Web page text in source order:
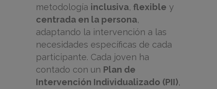
metodología inclusiva, flexible y
centrada en la persona,
adaptando la intervención a las
necesidades específicas de cada
participante. Cada joven ha
contado con un Plan de
Intervención Individualizado (PII),